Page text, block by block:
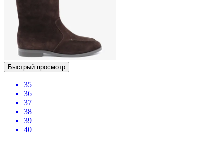
Быстрый просмотр
35
36
37
38
39
40